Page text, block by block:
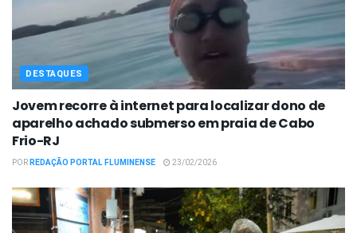
DESTAQUES
Jovem recorre à internet para localizar dono de
aparelho achado submerso em praia de Cabo
Frio-RJ
PORREDAÇÃO PORTAL FLUMINENSE 23/02/2026